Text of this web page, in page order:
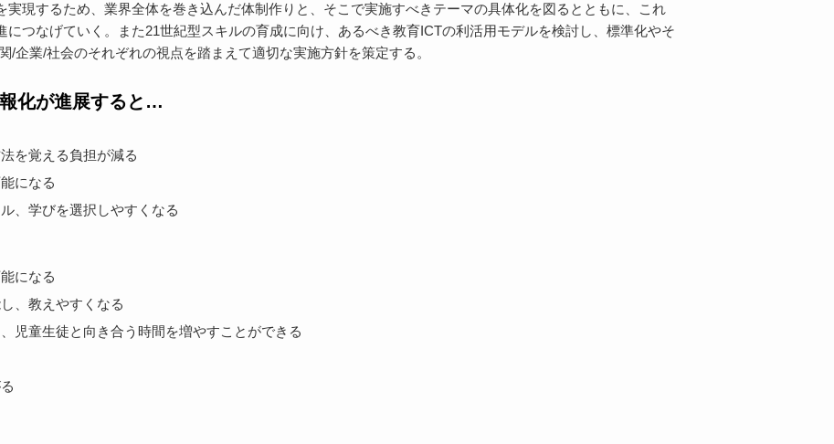
実現するため、業界全体を巻き込んだ体制作りと、そこで実施すべきテーマの具体化を図るとともに、これ
につなげていく。また21世紀型スキルの育成に向け、あるべき教育ICTの利活用モデルを検討し、標準化やそ
/企業/社会のそれぞれの視点を踏まえて適切な実施方針を策定する。
化が進展すると…
を覚える負担が減る
になる
、学びを選択しやすくなる
になる
、教えやすくなる
児童生徒と向き合う時間を増やすことができる